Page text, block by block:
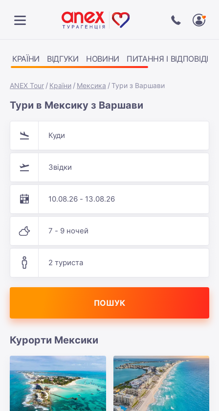
КРАЇНИ ВІДГУКИ НОВИНИ ПИТАННЯ І ВІДПОВІДІ
ANEX Tour Країни Мексика Тури з Варшави
Тури в Мексику з Варшави
Куди
Звідки
10.08.26 - 13.08.26
7 - 9 ночей
2 туриста
ПОШУК
Курорти Мексики